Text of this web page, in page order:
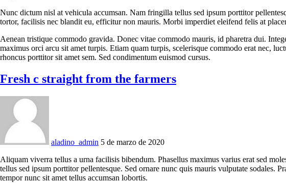
Nunc dictum nisl at vehicula accumsan. Nam fringilla tellus sed ipsum porttitor
tortor, facilisis nec blandit eu, efficitur non mauris. Morbi imperdiet eleifend felis at
Aenean tristique commodo gravida. Donec vitae commodo mauris, id pharetra dui.
maximus orci arcu sit amet turpis. Etiam quam turpis, scelerisque commodo erat nec,
rhoncus porttitor sit amet sem. Sed condimentum euismod cursus.
Fresh c straight from the farmers
aladino_admin 5 de marzo de 2020
Aliquam viverra tellus a urna facilisis bibendum. Phasellus maximus varius erat sed
tellus sed ipsum porttitor pellentesque. Sed ornare nunc quis mauris vulputate sodales.
tempor nunc sit amet tellus accumsan lobortis.